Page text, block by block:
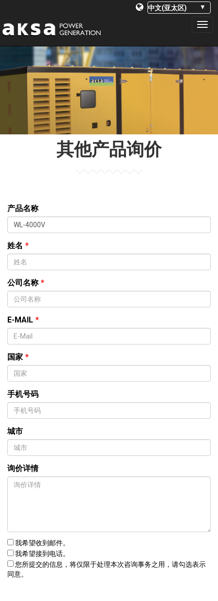
PRIMARY
p
其他产品询价
产品名称
姓名 *
公司名称 *
E-MAIL *
国家 *
手机号码
城市
询价详情
我希望收到邮件。
我希望接到电话。
您所提交的信息，将仅限于处理本次咨询事务之用，请勾选表示
同意。